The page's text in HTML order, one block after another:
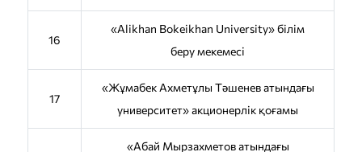
16
«Alikhan Bokeikhan University» білім
беру мекемесі
17
«Жұмабек Ахметұлы Тәшенев атындағы
университет» акционерлік қоғамы
«Абай Мырзахметов атындағы